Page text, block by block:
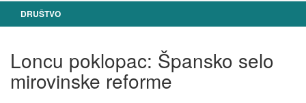
DRUŠTVO
Loncu poklopac: Špansko selo
mirovinske reforme